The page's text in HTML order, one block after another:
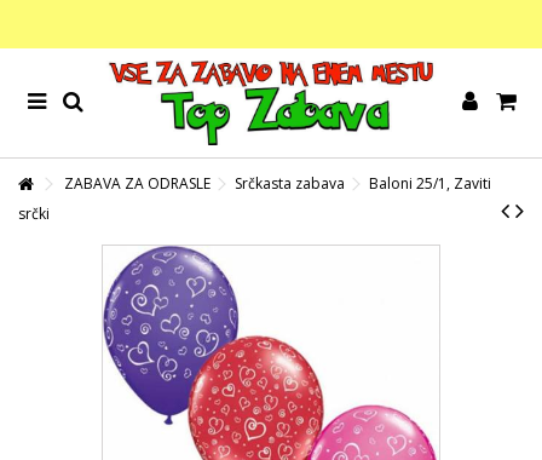
ZABAVA ZA ODRASLE Srčkasta zabava
Baloni 25/1, Zaviti
srčki